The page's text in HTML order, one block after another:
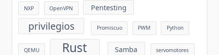
NXP OpenVPN Pentesting
privilegios Promiscuo PWM Python
QEMU Rust Samba servomotores